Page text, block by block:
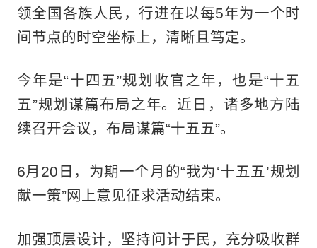
领全国各族人民，行进在以每5年为一个时
间节点的时空坐标上，清晰且笃定。
今年是“十四五”规划收官之年，也是“十五
五”规划谋篇布局之年。近日，诸多地方陆
续召开会议，布局谋篇“十五五”。
6月20日，为期一个月的“我为‘十五五’规划
献一策”网上意见征求活动结束。
加强顶层设计，坚持问计于民，充分吸收群